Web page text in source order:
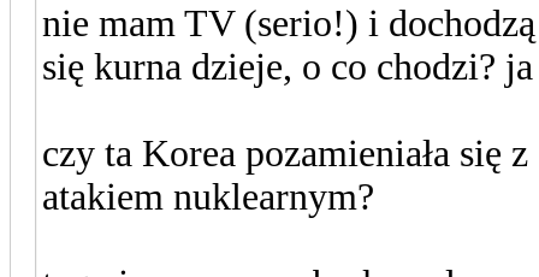
nie mam TV (serio!) i
się kurna dzieje, o co chodzi?
czy ta Korea pozamieniała się
atakiem nuklearnym?